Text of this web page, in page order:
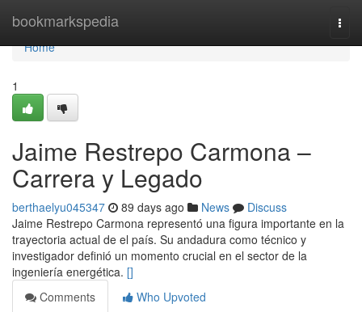
bookmarkspedia
Home
Home
1
Jaime Restrepo Carmona –
Carrera y Legado
berthaelyu045347 89 days ago News
Discuss
Jaime Restrepo Carmona representó una figura importante en la
trayectoria actual de el país. Su andadura como técnico y
investigador definió un momento crucial en el sector de la
ingeniería energética. []
Comments
Who Upvoted